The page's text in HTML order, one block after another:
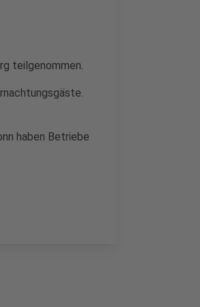
teilgenommen.
haben Betriebe